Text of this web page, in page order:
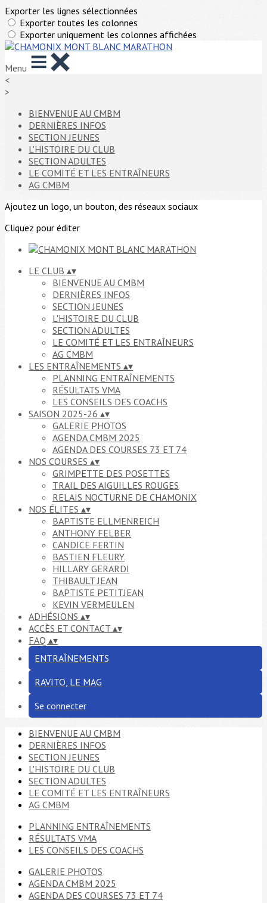
Exporter les lignes sélectionnées
Exporter toutes les colonnes
Exporter uniquement les colonnes affichées
Menu
<
>
BIENVENUE AU CMBM
DERNIÈRES INFOS
SECTION JEUNES
L'HISTOIRE DU CLUB
SECTION ADULTES
LE COMITÉ ET LES ENTRAÎNEURS
AG CMBM
Ajoutez un logo, un bouton, des réseaux sociaux
Cliquez pour éditer
LE CLUB ▴▾
BIENVENUE AU CMBM
DERNIÈRES INFOS
SECTION JEUNES
L'HISTOIRE DU CLUB
SECTION ADULTES
LE COMITÉ ET LES ENTRAÎNEURS
AG CMBM
LES ENTRAÎNEMENTS ▴▾
PLANNING ENTRAÎNEMENTS
RÉSULTATS VMA
LES CONSEILS DES COACHS
SAISON 2025-26 ▴▾
GALERIE PHOTOS
AGENDA CMBM 2025
AGENDA DES COURSES 73 ET 74
NOS COURSES ▴▾
GRIMPETTE DES POSETTES
TRAIL DES AIGUILLES ROUGES
RELAIS NOCTURNE DE CHAMONIX
NOS ÉLITES ▴▾
BAPTISTE ELLMENREICH
ANTHONY FELBER
CANDICE FERTIN
BASTIEN FLEURY
HILLARY GERARDI
THIBAULT JEAN
BAPTISTE PETITJEAN
KEVIN VERMEULEN
ADHÉSIONS ▴▾
ACCÈS ET CONTACT ▴▾
FAQ ▴▾
ENTRAÎNEMENTS
RAVITO, LE MAG
Se connecter
BIENVENUE AU CMBM
DERNIÈRES INFOS
SECTION JEUNES
L'HISTOIRE DU CLUB
SECTION ADULTES
LE COMITÉ ET LES ENTRAÎNEURS
AG CMBM
PLANNING ENTRAÎNEMENTS
RÉSULTATS VMA
LES CONSEILS DES COACHS
GALERIE PHOTOS
AGENDA CMBM 2025
AGENDA DES COURSES 73 ET 74